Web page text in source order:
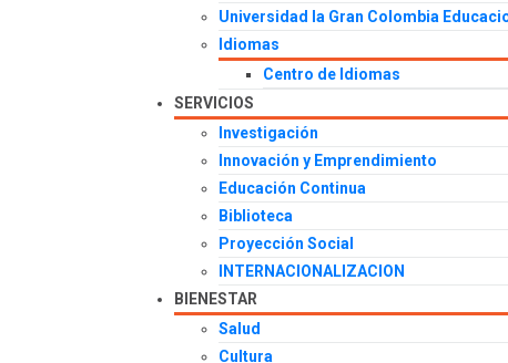
Universidad la Gran Colombia
Idiomas
Centro de Idiomas
SERVICIOS
Investigación
Innovación y Emprendimiento
Educación Continua
Biblioteca
Proyección Social
INTERNACIONALIZACION
BIENESTAR
Salud
Cultura